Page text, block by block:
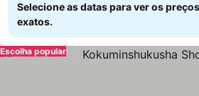
Selecione as datas para ver os preços
exatos.
Escolha popular